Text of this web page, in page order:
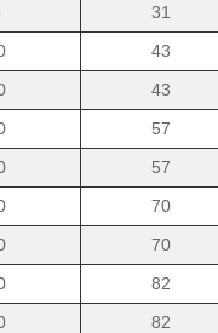
31
43
43
57
57
70
70
82
82